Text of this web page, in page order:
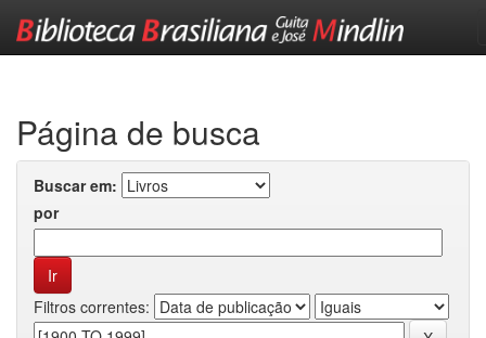
Página de busca
Buscar em:
por
Filtros correntes: